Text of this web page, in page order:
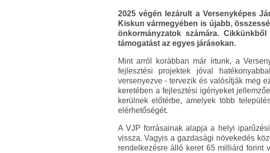
2025 végén lezárult a Versenyképes
Kiskun vármegyében is újabb,
önkormányzatok számára.
támogatást az egyes járásokan.
Mint arról korábban már írtunk, a
fejlesztési projektek jóval
versenyezve - tervezik és valósítják meg
keretében a fejlesztési igényeket
kerülnek előtérbe, amelyek több
elérhetőségét.
A VJP forrásainak alapja a helyi
vissza. Vagyis a gazdasági növekedés
rendelkezésre álló keret 65 milliárd forint